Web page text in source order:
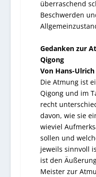
überraschend
Beschwerden
Gedanken zur
Qigong
Von Hans-Ulrich
Die Atmung ist
Qigong und im
recht
davon, wie sie
wieviel
sollen und
jeweils sinnvoll
ist den
Meister zur